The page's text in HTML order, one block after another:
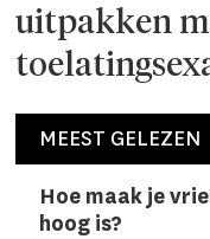
uitpakken
MEEST GELEZEN
Hoe maak je
hoog is?